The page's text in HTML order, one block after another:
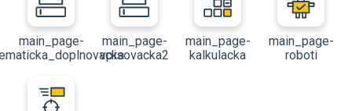
main_page-
main_page-
vpisovacka2
main_page-
kalkulacka
main_page-
roboti